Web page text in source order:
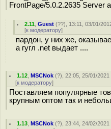
FrontPage/5.0.2.2635 Server
2.11 ,Guest (??), 13:11, 03/01/
[к модератору]
пардон, у них же,
a гугл .net выдает ....
1.12 ,MSCNok (?), 22:05, 25/01/2021
[к модератору]
Поставляем популярные
крупным оптом так и
1.13 ,MSCNok (?), 23:44, 24/02/2021